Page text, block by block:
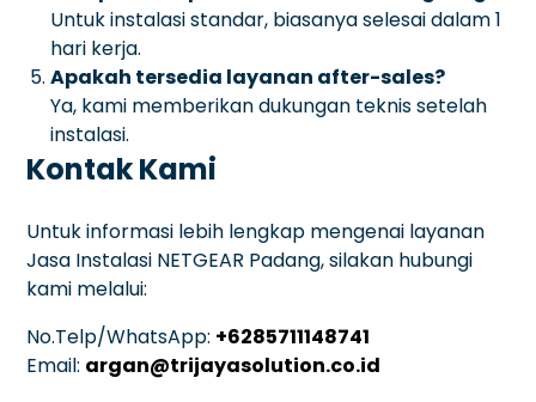
Untuk instalasi standar, biasanya selesai dalam 1
hari kerja.
Apakah tersedia layanan after-sales?
Ya, kami memberikan dukungan teknis setelah
instalasi.
Kontak Kami
Untuk informasi lebih lengkap mengenai layanan
Jasa Instalasi NETGEAR Padang, silakan hubungi
kami melalui:
No.Telp/WhatsApp: +6285711148741
Email: argan@trijayasolution.co.id